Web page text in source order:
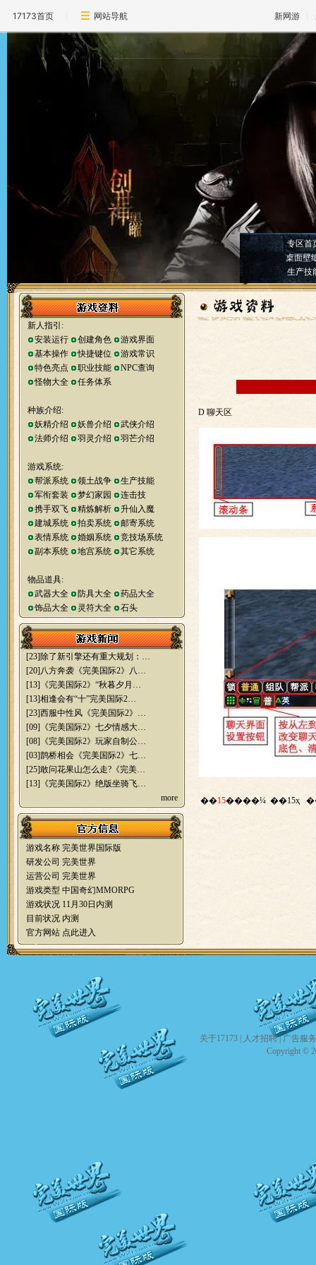
17173首页 网站导航 新网游
专区首
桌面壁
生产技
新人指引:
安装运行
创建角色
游戏界面
基本操作
快捷键位
游戏常识
特色亮点
职业技能
NPC查询
怪物大全
任务体系
种族介绍:
妖精介绍
妖兽介绍
武侠介绍
法师介绍
羽灵介绍 羽芒介绍
游戏系统:
帮派系统
领土战争
生产技能
军衔套装
梦幻家园
连击技
携手双飞
精炼解析
升仙入魔
建城系统
拍卖系统
邮寄系统
表情系统
婚姻系统
竞技场系统
副本系统
地宫系统 其它系统
物品道具:
武器大全
防具大全
药品大全
饰品大全
灵符大全 石头
[23]除了新引擎还有重大规划：…
[20]八方奔袭《完美国际2》八…
[13] 《完美国际2》“秋暮夕月…
[13]相逢会有“十”完美国际2…
[23]西服中性风《完美国际2》…
[09] 《完美国际2》七夕情感大…
[08] 《完美国际2》玩家自制公…
[03]鹊桥相会《完美国际2》七…
[25]敢问花果山怎么走?《完美…
[13] 《完美国际2》绝版坐骑飞…
more
游戏名称 完美世界国际版
研发公司 完美世界
运营公司 完美世界
游戏类型 中国奇幻MMORPG
游戏状况 11月30日内测
目前状况 内测
官方网站 点此进入
D 聊天区
��15����¼ ��15ҳ
关于17173 人才招聘|广告服务
Copyright ©